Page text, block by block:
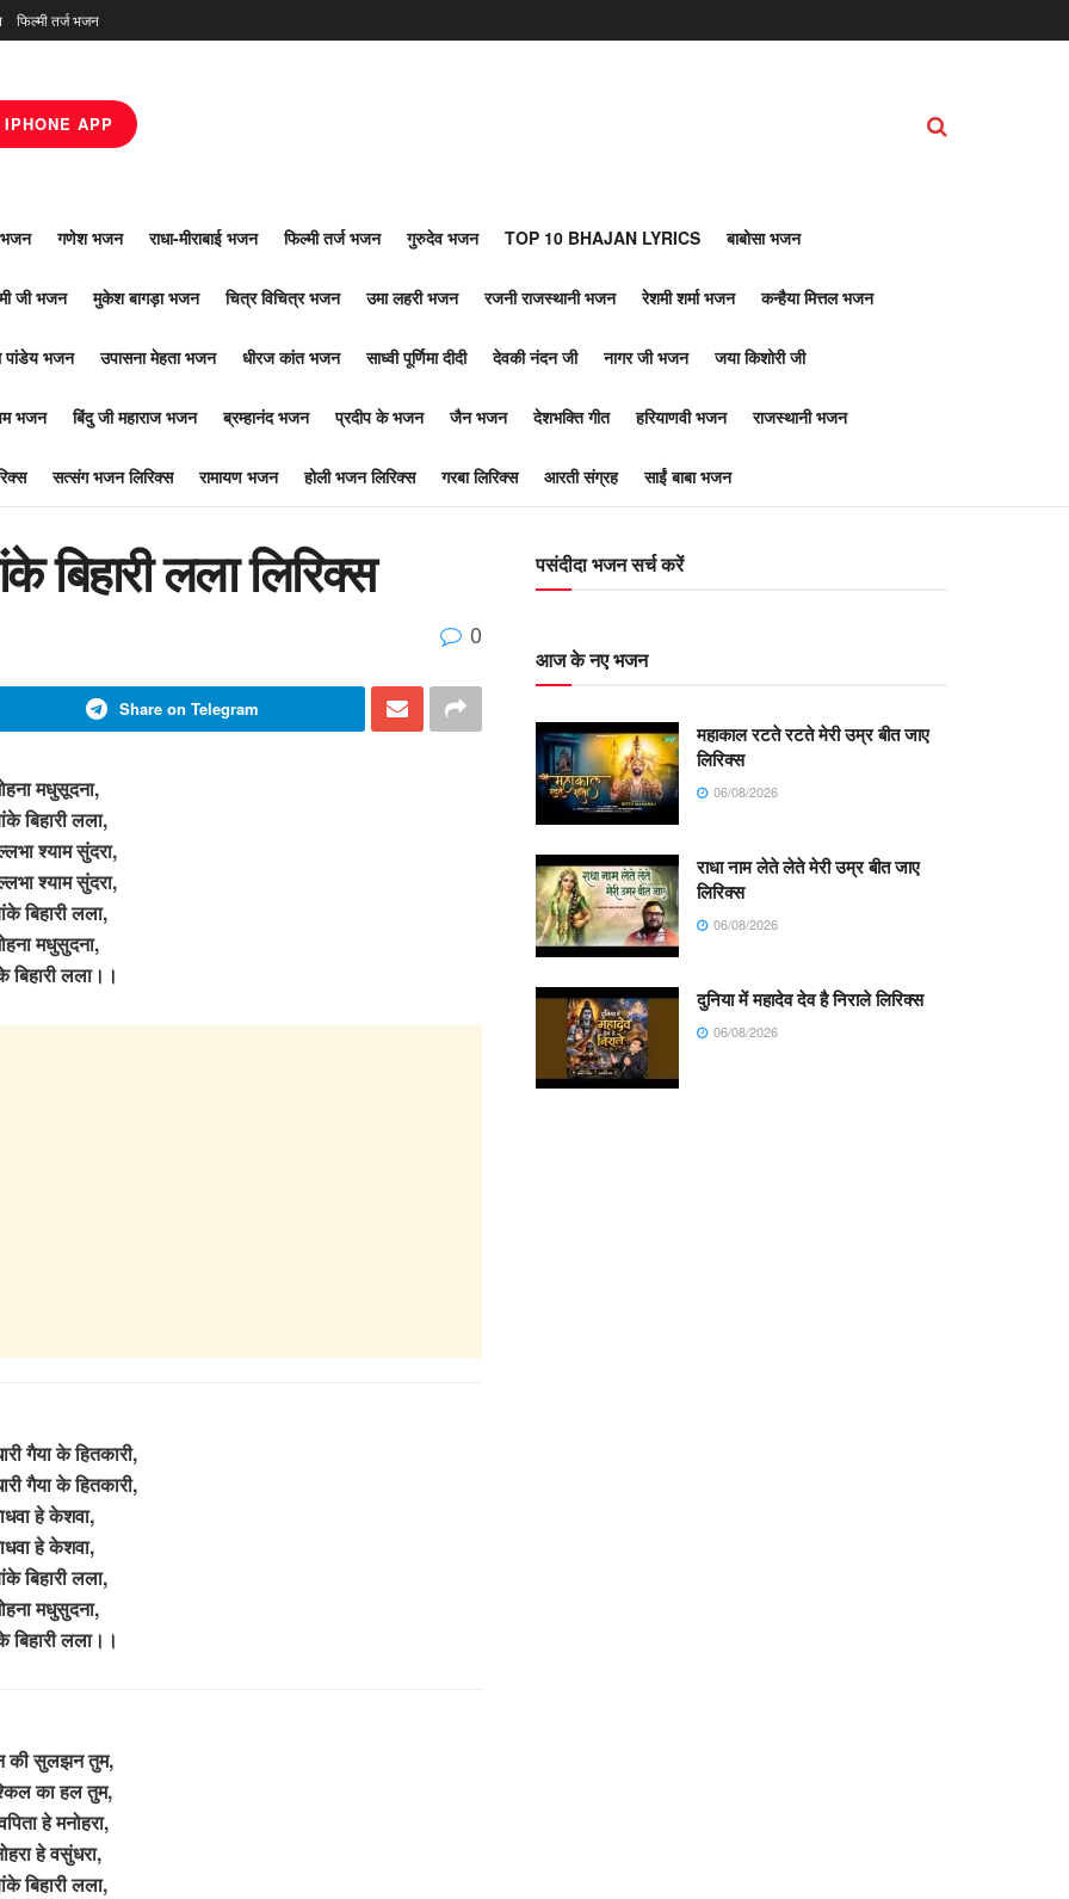
फिल्मी तर्ज भजन
IPHONE APP
भजन गणेश भजन राधा-मीराबाई भजन फिल्मी तर्ज भजन गुरुदेव भजन TOP 10 BHAJAN LYRICS बाबोसा भजन
जी भजन मुकेश बागड़ा भजन चित्र विचित्र भजन उमा लहरी भजन रजनी राजस्थानी भजन रेशमी शर्मा भजन कन्हैया मित्तल भजन
पांडेय भजन उपासना मेहता भजन धीरज कांत भजन साध्वी पूर्णिमा दीदी देवकी नंदन जी नागर जी भजन जया किशोरी जी
भजन बिंदु जी महाराज भजन ब्रम्हानंद भजन प्रदीप के भजन जैन भजन देशभक्ति गीत हरियाणवी भजन राजस्थानी भजन
सत्संग भजन लिरिक्स रामायण भजन होली भजन लिरिक्स गरबा लिरिक्स आरती संग्रह साईं बाबा भजन
बिहारी लला लिरिक्स
0
Share on Telegram
मधुसूदना,
बिहारी लला,
श्याम सुंदरा,
श्याम सुंदरा,
बिहारी लला,
मधुसुदना,
बिहारी लला।।
गैया के हितकारी,
गैया के हितकारी,
हे केशवा,
हे केशवा,
बिहारी लला,
मधुसुदना,
बिहारी लला।।
की सुलझन तुम,
का हल तुम,
हे मनोहरा,
हे वसुंधरा,
बिहारी लला,
पसंदीदा भजन सर्च करें
आज के नए भजन
महाकाल रटते रटते मेरी उम्र बीत जाए
लिरिक्स
06/08/2026
राधा नाम लेते लेते मेरी उम्र बीत जाए
लिरिक्स
06/08/2026
दुनिया में महादेव देव है निराले लिरिक्स
06/08/2026